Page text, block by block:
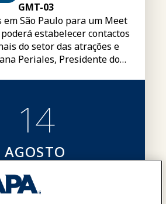
GMT-03
em São Paulo para um Meet
estabelecer contactos
do setor das atrações e
Periales, Presidente do
14
AGOSTO